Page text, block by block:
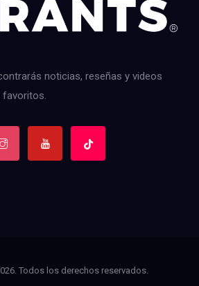
noticias, reseñas y videos
favoritos.
Todos los derechos reservados.